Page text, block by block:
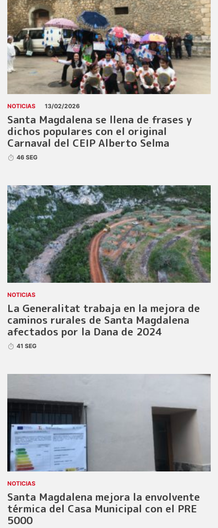
NOTICIAS 13/02/2026
Santa Magdalena se llena de frases y
dichos populares con el original
Carnaval del CEIP Alberto Selma
46 SEG
NOTICIAS
La Generalitat trabaja en la mejora de
caminos rurales de Santa Magdalena
afectados por la Dana de 2024
41 SEG
NOTICIAS
Santa Magdalena mejora la envolvente
térmica del Casa Municipal con el PRE
5000